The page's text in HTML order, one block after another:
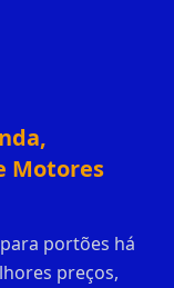
Motores
portões há
preços,